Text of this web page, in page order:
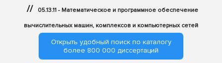
// 05.13.11 - Математическое и программное обеспечение
вычислительных машин, комплексов и компьютерных сетей
Открыть удобный поиск по каталогу
более 800 000 диссертаций